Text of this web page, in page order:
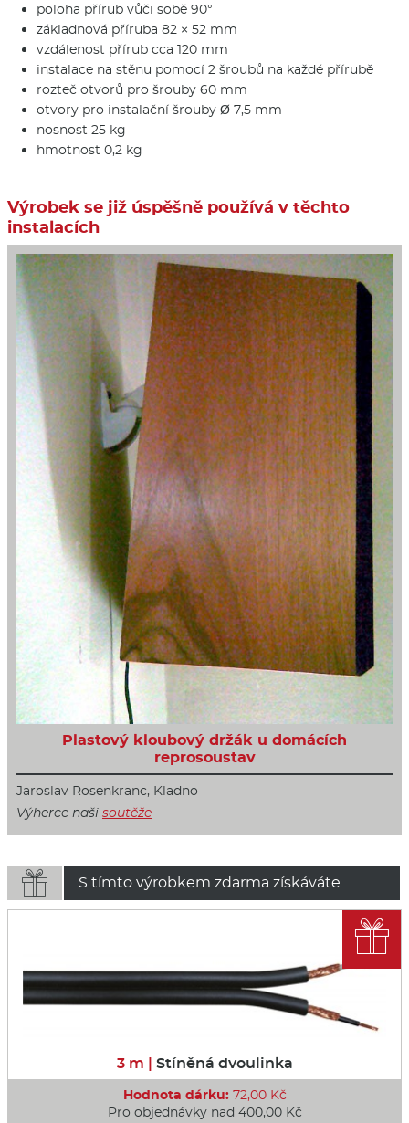
poloha přírub vůči sobě 90°
základnová příruba 82 × 52 mm
vzdálenost přírub cca 120 mm
instalace na stěnu pomocí 2 šroubů na každé přírubě
rozteč otvorů pro šrouby 60 mm
otvory pro instalační šrouby Ø 7,5 mm
nosnost 25 kg
hmotnost 0,2 kg
Výrobek se již úspěšně používá v těchto
instalacích
Plastový kloubový držák u domácích
reprosoustav
Jaroslav Rosenkranc, Kladno
Výherce naši soutěže
 S tímto výrobkem zdarma získáváte
3 m | Stíněná dvoulinka
Hodnota dárku:72,00 Kč
Pro objednávky nad 400,00 Kč
